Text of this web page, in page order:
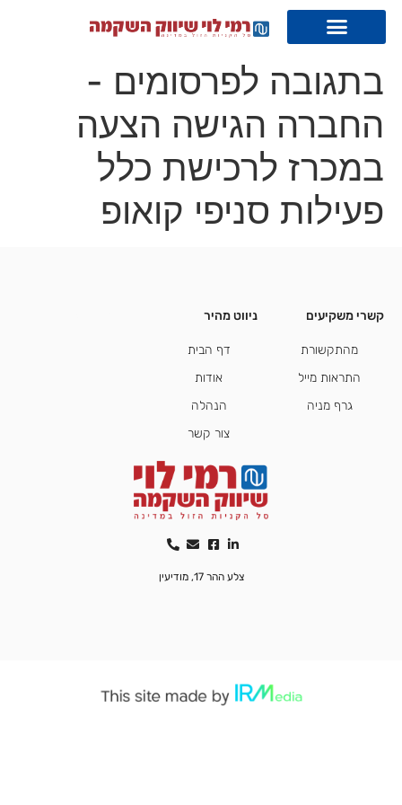
בתגובה לפרסומים -
החברה הגישה הצעה
במכרז לרכישת כלל
פעילות סניפי קואופ
קשרי משקיעים
מהתקשורת
התראות מייל
גרף מניה
ניווט מהיר
דף הבית
אודות
הנהלה
צור קשר
צלע ההר 17, מודיעין